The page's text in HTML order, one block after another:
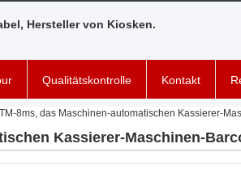
Hersteller von Kiosken.
Qualitätskontrolle Kontakt
8ms, das Maschinen-automatischen Kassierer-
Kassierer-Maschinen-